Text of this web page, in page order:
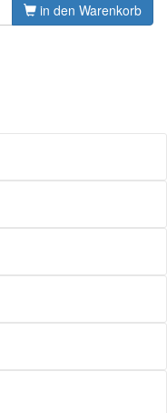
in den Warenkorb